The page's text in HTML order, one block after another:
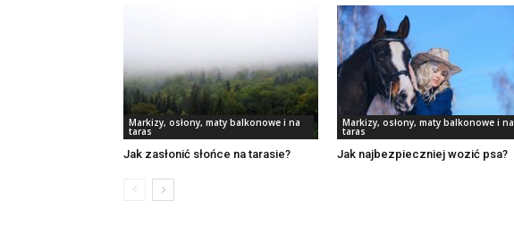
Markizy, osłony, maty balkonowe i na
taras
Jak zasłonić słońce na tarasie?
Markizy, osłony, maty balkonowe i na
taras
Jak najbezpieczniej wozić psa?